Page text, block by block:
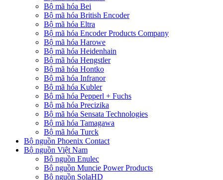
Bộ mã hóa Bei
Bộ mã hóa British Encoder
Bộ mã hóa Eltra
Bộ mã hóa Encoder Products Company
Bộ mã hóa Harowe
Bộ mã hóa Heidenhain
Bộ mã hóa Hengstler
Bộ mã hóa Hontko
Bộ mã hóa Infranor
Bộ mã hóa Kubler
Bộ mã hóa Pepperl + Fuchs
Bộ mã hóa Precizika
Bộ mã hóa Sensata Technologies
Bộ mã hóa Tamagawa
Bộ mã hóa Turck
Bộ nguồn Phoenix Contact
Bộ nguồn Việt Nam
Bộ nguồn Enulec
Bộ nguồn Muncie Power Products
Bộ nguồn SolaHD